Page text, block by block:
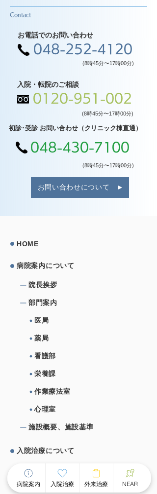
Contact
お電話でのお問い合わせ
048-252-4120
(8時45分〜17時00分)
入院・転院のご相談
0120-951-002
(8時45分〜17時00分)
初診･受診 お問い合わせ（クリニック棟直通）
048-430-7100
(8時45分〜17時00分)
お問い合わせについて
HOME
病院案内について
院⻑挨拶
部⾨案内
医局
薬局
看護部
栄養課
作業療法室
心理室
施設概要、施設基準
⼊院治療について
チーム医療による個別看護
スピーディな受け⼊れ体制
病院案内 入院治療 外来治療 NEAR